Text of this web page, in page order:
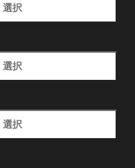
選択
選択
選択